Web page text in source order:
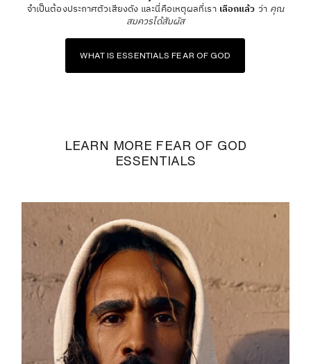
จำเป็นต้องประกาศตัวเสียงดัง และนี่คือเหตุผลที่เรา เลือกแล้ว ว่า คุณ
สมควรได้สัมผัส
WHAT IS ESSENTIALS FEAR OF GOD
LEARN MORE FEAR OF GOD
ESSENTIALS